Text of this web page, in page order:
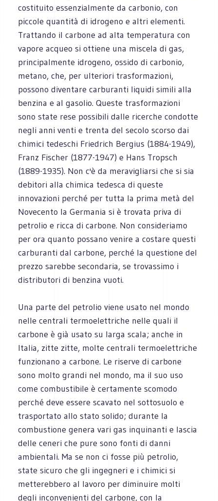
costituito essenzialmente da carbonio, con
piccole quantità di idrogeno e altri elementi.
Trattando il carbone ad alta temperatura con
vapore acqueo si ottiene una miscela di gas,
principalmente idrogeno, ossido di carbonio,
metano, che, per ulteriori trasformazioni,
possono diventare carburanti liquidi simili alla
benzina e al gasolio. Queste trasformazioni
sono state rese possibili dalle ricerche condotte
negli anni venti e trenta del secolo scorso dai
chimici tedeschi Friedrich Bergius (1884-1949),
Franz Fischer (1877-1947) e Hans Tropsch
(1889-1935). Non c'è da meravigliarsi che si sia
debitori alla chimica tedesca di queste
innovazioni perché per tutta la prima metà del
Novecento la Germania si è trovata priva di
petrolio e ricca di carbone. Non consideriamo
per ora quanto possano venire a costare questi
carburanti dal carbone, perché la questione del
prezzo sarebbe secondaria, se trovassimo i
distributori di benzina vuoti.
Una parte del petrolio viene usato nel mondo
nelle centrali termoelettriche nelle quali il
carbone è già usato su larga scala; anche in
Italia, zitte zitte, molte centrali termoelettriche
funzionano a carbone. Le riserve di carbone
sono molto grandi nel mondo, ma il suo uso
come combustibile è certamente scomodo
perché deve essere scavato nel sottosuolo e
trasportato allo stato solido; durante la
combustione genera vari gas inquinanti e lascia
delle ceneri che pure sono fonti di danni
ambientali. Ma se non ci fosse più petrolio,
state sicuro che gli ingegneri e i chimici si
metterebbero al lavoro per diminuire molti
degli inconvenienti del carbone, con la